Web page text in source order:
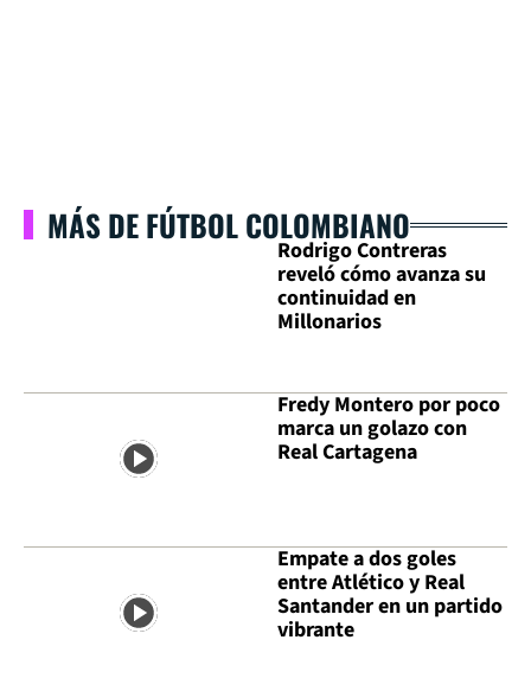
MÁS DE FÚTBOL COLOMBIANO
Rodrigo Contreras
reveló cómo avanza su
continuidad en
Millonarios
Fredy Montero por poco
marca un golazo con
Real Cartagena
Empate a dos goles
entre Atlético y Real
Santander en un partido
vibrante